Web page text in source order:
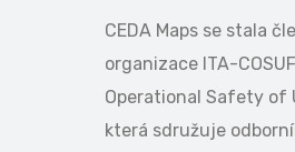
CEDA Maps se stala
organizace ITA-
Operational Safety of
která sdružuje